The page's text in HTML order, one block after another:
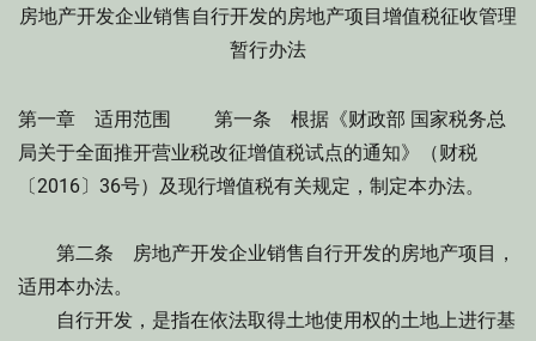
房地产开发企业销售自行开发的房地产项目增值税征收管理
暂行办法
第一章 适用范围 第一条 根据《财政部 国家税务总
局关于全面推开营业税改征增值税试点的通知》（财税
〔2016〕36号）及现行增值税有关规定，制定本办法。
第二条 房地产开发企业销售自行开发的房地产项目，
适用本办法。
自行开发，是指在依法取得土地使用权的土地上进行基